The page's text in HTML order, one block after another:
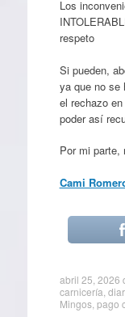
Los
respeto
Si pueden,
ya que no se
el rechazo
poder así
Por mi parte,
Cami
abril 25, 2026
carnicería
Mingos, pago